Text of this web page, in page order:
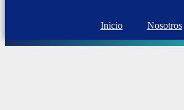
Inicio Nosotros